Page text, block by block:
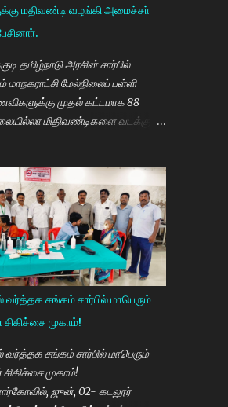
மதிவண்டி வழங்கி அமைச்சா்
தமிழ்நாடு அரசின் சார்பில்
மாநகராட்சி மேல்நிலைப் பள்ளி
முதல் கட்டமாக 88
மிதிவண்டிகளை வடக்கு
தமிழ்நாடு அரசின்
வழங்கும் நிகழ்ச்சியில்
உங்களை சந்திப்பதில் மகிழ்ச்சி.
சிறந்து விளங்க வேண்டும்
மு.க.ஸ்டாலின் அதிக
கல்வியும். மருத்துவமும் எனது
முதலமைச்சர் கூறி வருகிறார்.
கிடைக்காத
கிடைத்திருக்கிறது. முன்பு 8 ம்
10 ம் வகுப்பிலேயே
பள்ளிப்படிப்பை நிறுத்தும்
பெண் குழந்தைகள் கல்லூரி
வேண்டும். அவர்களுக்கு உயர்கல்வி
வர்த்தக சங்கம் சார்பில் மாபெரும்
முகாம்!
வர்த்தக சங்கம் சார்பில் மாபெரும்
முகாம்!
ஜுன், 02- கடலூர்